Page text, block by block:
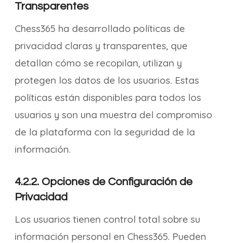
Transparentes
Chess365 ha desarrollado políticas de
privacidad claras y transparentes, que
detallan cómo se recopilan, utilizan y
protegen los datos de los usuarios. Estas
políticas están disponibles para todos los
usuarios y son una muestra del compromiso
de la plataforma con la seguridad de la
información.
4.2.2. Opciones de Configuración de
Privacidad
Los usuarios tienen control total sobre su
información personal en Chess365. Pueden